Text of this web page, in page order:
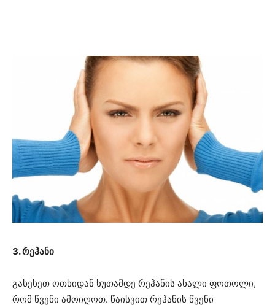
3. რეჰანი
გახეხეთ ოთხიდან ხუთამდე რეჰანის ახალი ფოთოლი,
რომ წვენი ამოიღოთ. წაისვით რეჰანის წვენი